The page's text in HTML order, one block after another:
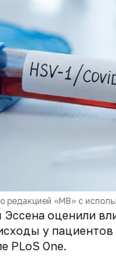
редакцией «МВ» с
оценили
у
PLoS One.